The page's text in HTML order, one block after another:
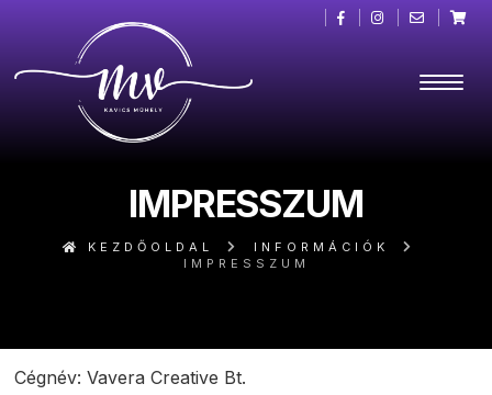
IMPRESSZUM
KEZDŐOLDAL
INFORMÁCIÓK
IMPRESSZUM
Cégnév: Vavera Creative Bt.